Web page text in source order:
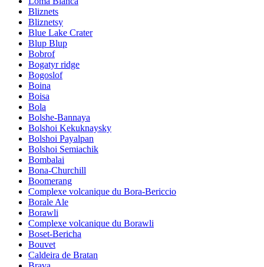
Bliznets
Bliznetsy
Blue Lake Crater
Blup Blup
Bobrof
Bogatyr ridge
Bogoslof
Boina
Boisa
Bola
Bolshe-Bannaya
Bolshoi Kekuknaysky
Bolshoi Payalpan
Bolshoi Semiachik
Bombalai
Bona-Churchill
Boomerang
Complexe volcanique du Bora-Bericcio
Borale Ale
Borawli
Complexe volcanique du Borawli
Boset-Bericha
Bouvet
Caldeira de Bratan